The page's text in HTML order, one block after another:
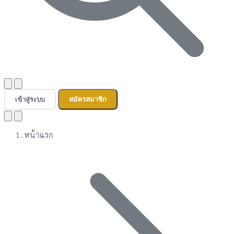
เข้าสู่ระบบ สมัครสมาชิก
หน้าแรก